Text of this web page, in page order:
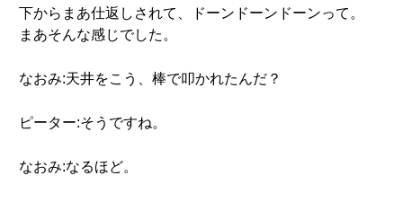
下からまあ仕返しされて、ドーンドーンドーンって。
まあそんな感じでした。
なおみ:天井をこう、棒で叩かれたんだ？
ピーター:そうですね。
なおみ:なるほど。